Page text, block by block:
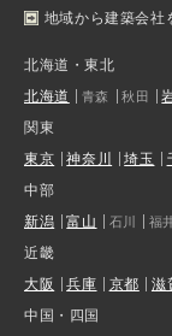
地域から建築会社
北海道・東北
北海道
青森 秋田
関東
東京
神奈川 埼玉
中部
新潟
富山 石川 福
近畿
大阪
兵庫 京都 滋
中国・四国